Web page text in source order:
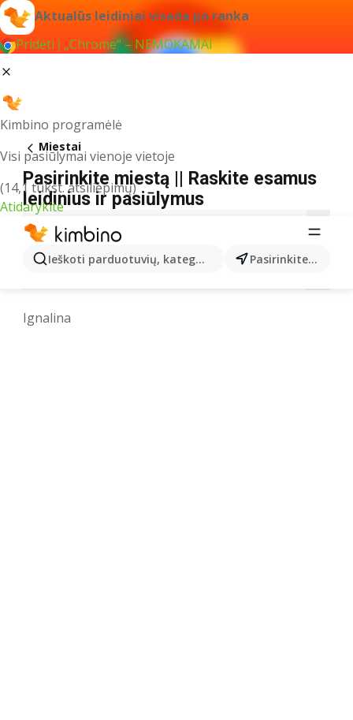
Aktualūs leidiniai visada po ranka
Pridėti į „Chrome“ – NEMOKAMAI
Kimbino programėlė
Visi pasiūlymai vienoje vietoje
(14,1 tūkst. atsiliepimų)
Atidarykite
Ieškoti parduotuvių, kategorijų, produktų... Pasirinkite miestą
Miestai
Pasirinkite miestą || Raskite esamus
leidinius ir pasiūlymus
A B D
L
M
N P R S T V Z
Ignalina